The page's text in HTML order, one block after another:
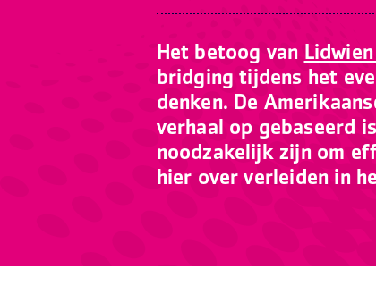
Het betoog van
bridging tijdens het
denken. De
verhaal op gebaseerd
noodzakelijk zijn om
hier over verleiden in